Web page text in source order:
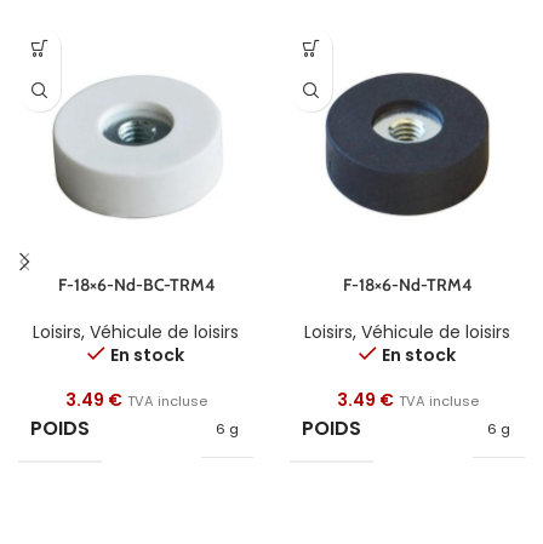
F-18×6-Nd-BC-TRM4
Loisirs, Véhicule de loisirs
En stock
3.49 € TVA incluse
POIDS 6 g
F-18×6-Nd-TRM4
Loisirs, Véhicule de loisirs
En stock
3.49 € TVA incluse
POIDS 6 g